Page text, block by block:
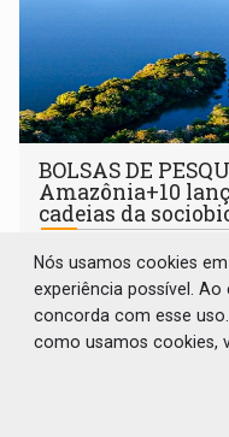
BOLSAS DE
Amazônia+10
cadeias da
08
Edital de R$ 107
Desafios da Amazônia,
desenvolvidos por
submissão de pré-
Nós usamos cookies
experiência possível.
concorda com esse
como usamos cookies,